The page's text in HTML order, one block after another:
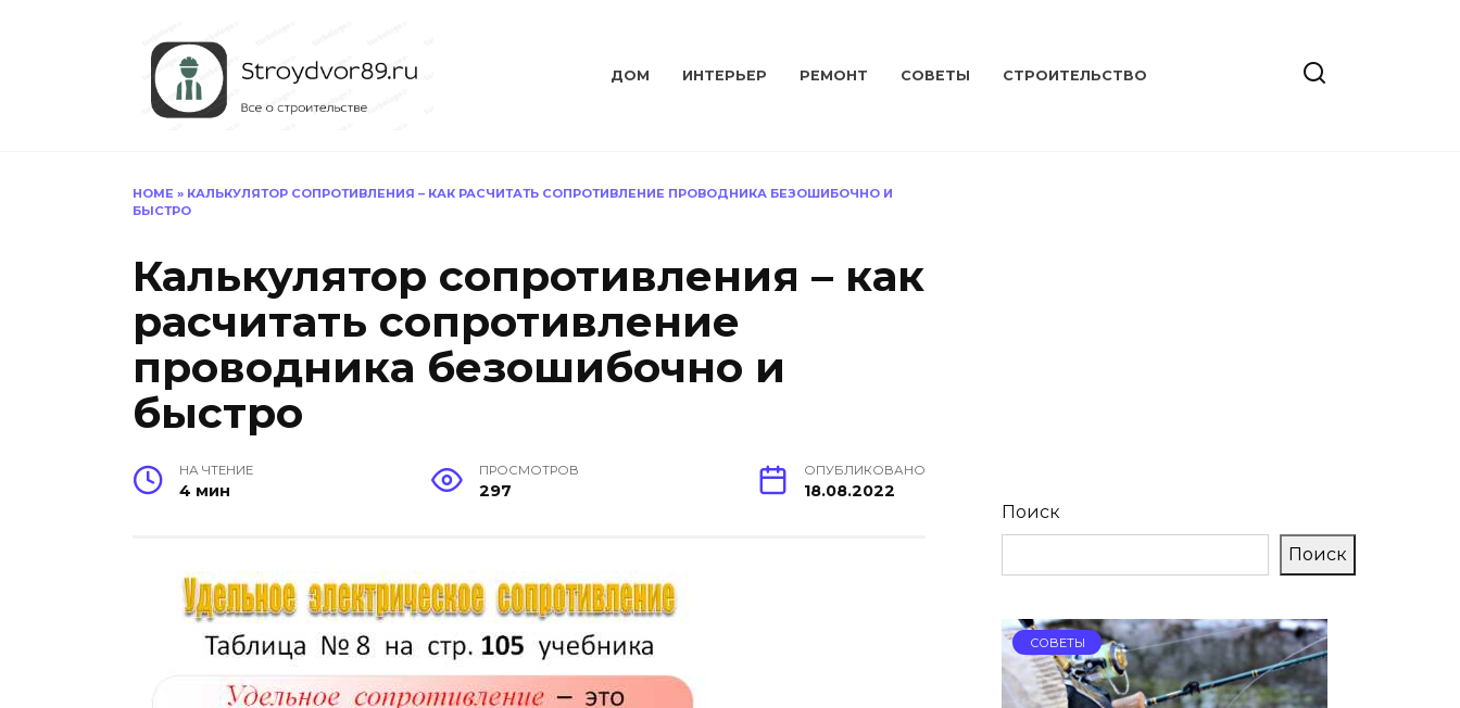
ДОМ ИНТЕРЬЕР РЕМОНТ СОВЕТЫ СТРОИТЕЛЬСТВО
HOME » КАЛЬКУЛЯТОР СОПРОТИВЛЕНИЯ – КАК РАСЧИТАТЬ СОПРОТИВЛЕНИЕ ПРОВОДНИКА БЕЗОШИБОЧНО И
БЫСТРО
Калькулятор сопротивления – как
расчитать сопротивление
проводника безошибочно и
быстро
НА ЧТЕНИЕ
4 мин
ПРОСМОТРОВ
297
ОПУБЛИКОВАНО
18.08.2022
Поиск
Поиск
СОВЕТЫ